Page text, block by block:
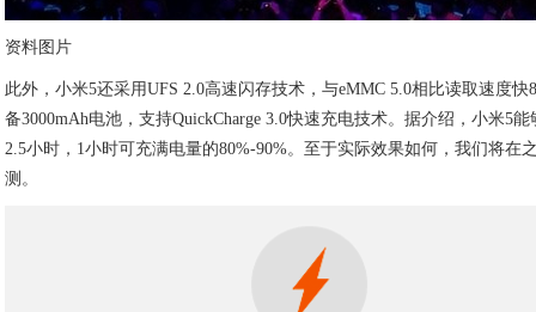
资料图片
此外，小米5还采用UFS 2.0高速闪存技术，与eMMC 5.0相比读取速度
备3000mAh电池，支持QuickCharge 3.0快速充电技术。据介绍，小米5
2.5小时，1小时可充满电量的80%-90%。至于实际效果如何，我们将在
测。